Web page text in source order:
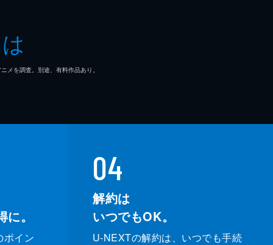
を調査。別途、有料作品あり。
。
ポイン
04
解約は
いつでもOK。
U-NEXTの解約は、いつでも手続